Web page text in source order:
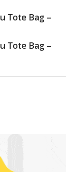
Tote Bag –
Tote Bag –